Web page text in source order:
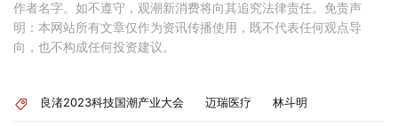
作者名字。如不遵守，观潮新消费将向其追究法律责任。免责声
明：本网站所有文章仅作为资讯传播使用，既不代表任何观点导
向，也不构成任何投资建议。
良渚2023科技国潮产业大会 迈瑞医疗 林斗明